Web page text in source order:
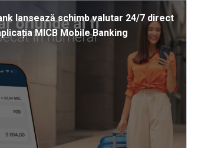
lansează schimb valutar 24/7 direct
MICB Mobile Banking